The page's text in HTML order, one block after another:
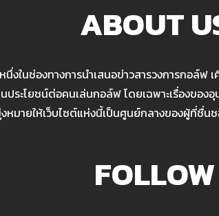
ABOUT
นึ่งในช่องทางการนำเสนอข่าวสารวงการกอล์
ประโยชน์ต่อคนเล่นกอล์ฟ โดยเฉพาะเรื่องขอ
หมายให้เว็บไซต์แห่งนี้เป็นศูนย์กลางของผู้ที่ชื่
FOLLOW